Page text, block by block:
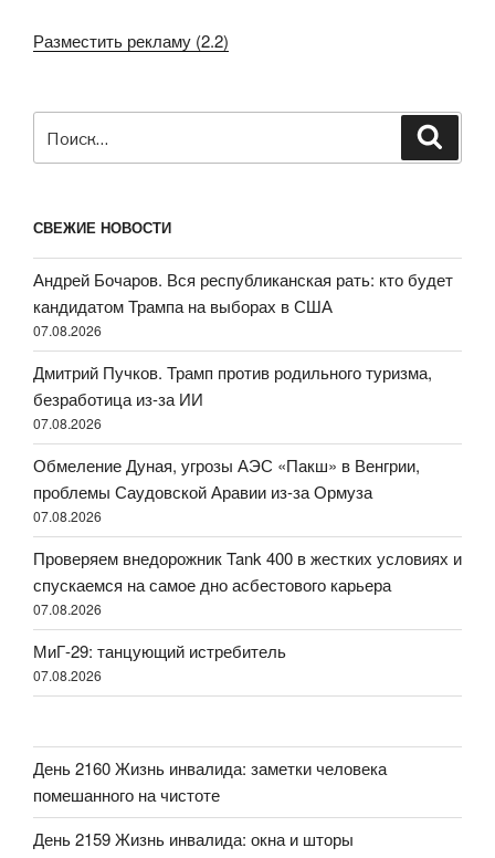
Разместить рекламу (2.2)
СВЕЖИЕ НОВОСТИ
Андрей Бочаров. Вся республиканская рать: кто будет
кандидатом Трампа на выборах в США
07.08.2026
Дмитрий Пучков. Трамп против родильного туризма,
безработица из-за ИИ
07.08.2026
Обмеление Дуная, угрозы АЭС «Пакш» в Венгрии,
проблемы Саудовской Аравии из-за Ормуза
07.08.2026
Проверяем внедорожник Tank 400 в жестких условиях и
спускаемся на самое дно асбестового карьера
07.08.2026
МиГ-29: танцующий истребитель
07.08.2026
День 2160 Жизнь инвалида: заметки человека
помешанного на чистоте
День 2159 Жизнь инвалида: окна и шторы